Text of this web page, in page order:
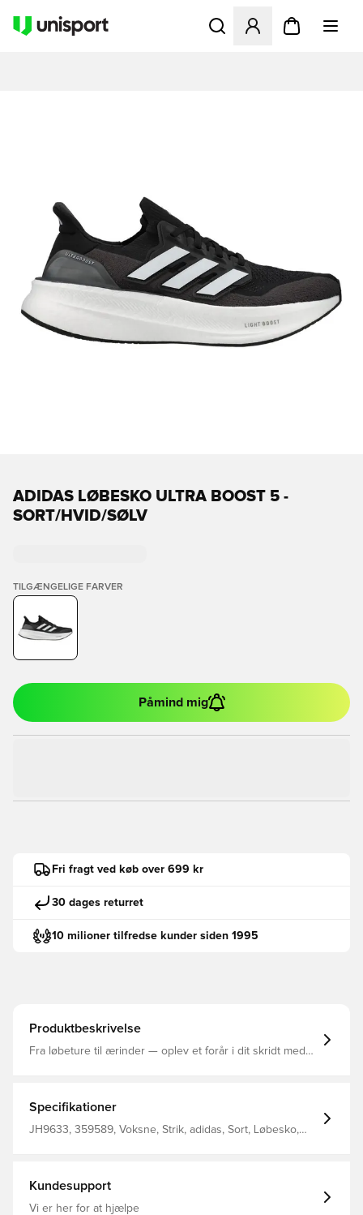
Åbner en Modal til at
ADIDAS LØBESKO ULTRA BOOST 5 -
SORT/HVID/SØLV
TILGÆNGELIGE FARVER
Påmind mig
Fri fragt ved køb over 699 kr
30 dages returret
10 milioner tilfredse kunder siden 1995
Produktbeskrivelse
Fra løbeture til ærinder — oplev et forår i dit skridt med
System for stabilitet fra hæl til tå giver de en jævn og
behagelig kørsel, du skal føle for at tro. Regular fit
Blondelukning Tekstil overdel Tekstilforing
Specifikationer
JH9633, 359589, Voksne, Strik, adidas, Sort, Løbesko,
Kundesupport
Vi er her for at hjælpe